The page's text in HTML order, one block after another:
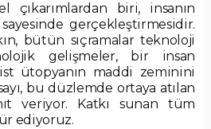
çıkarımlardan biri, insanın
gerçekleştirmesidir.
bütün sıçramalar teknoloji
gelişmeler, bir insan
ütopyanın maddi zeminini
bu düzlemde ortaya atılan
veriyor. Katkı sunan tüm
ediyoruz.